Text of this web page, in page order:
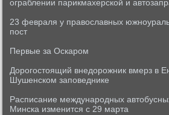
ограблении парикмахерской и
23 февраля у православных
пост
Первые за Оскаром
Дорогостоящий внедорожник вмерз в
Шушенском заповеднике
Расписание международных
Минска изменится с 29 марта